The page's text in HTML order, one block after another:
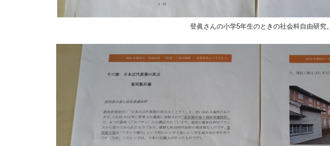
登眞さんの小学5年生のときの社会科自由研究。